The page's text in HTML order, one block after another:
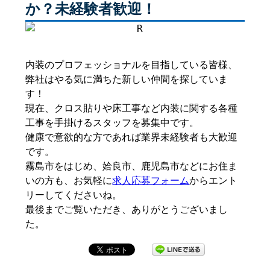
か？未経験者歓迎！
内装のプロフェッショナルを目指している皆様、
弊社はやる気に満ちた新しい仲間を探していま
す！
現在、クロス貼りや床工事など内装に関する各種
工事を手掛けるスタッフを募集中です。
健康で意欲的な方であれば業界未経験者も大歓迎
です。
霧島市をはじめ、姶良市、鹿児島市などにお住ま
いの方も、お気軽に求人応募フォームからエント
リーしてくださいね。
最後までご覧いただき、ありがとうございまし
た。